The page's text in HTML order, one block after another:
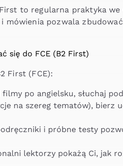
to regularna praktyka we
mówienia pozwala
First (FCE):
po angielsku, słuchaj
na szereg tematów), bierz
i próbne testy
lektorzy pokażą Ci, jak